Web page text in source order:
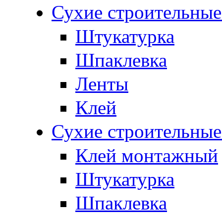
Сухие
Штукатурка
Шпаклевка
Ленты
Клей
Сухие
Клей монтажный
Штукатурка
Шпаклевка